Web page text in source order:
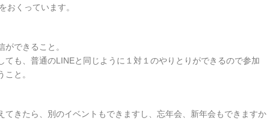
おくっています。
できること。
ても、普通のLINEと同じように１対１のやりとりができるので参加
と。
きたら、別のイベントもできますし、忘年会、新年会もできますか